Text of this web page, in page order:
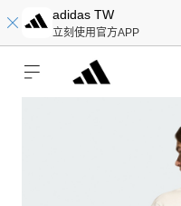
adidas TW
立刻使用官方APP